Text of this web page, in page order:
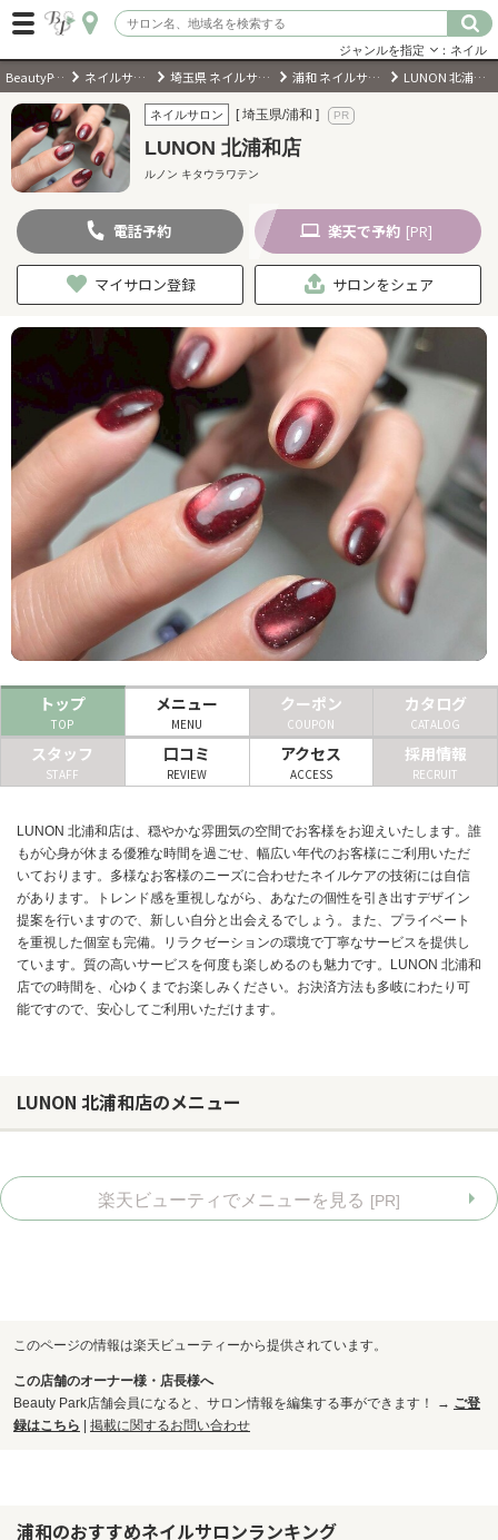
ログイン
会員登録（無料）
キーワード検索
ジャンルを選択
キーワードで検索
近くのサロンを探す
現在地から探す
ヘアサロン
ネイルサロン
まつげサロン
リラクゼーションサロン
美容クリニック
ヘアカタログ
ネイルカタログ
メンズカタログ
お問い合わせ
ジャンルを指定 ：ネイル
BeautyPark ネイルサロン 埼玉県 ネイルサロン 浦和 ネイルサロン LUNON 北浦和店
ネイルサロン [ 埼玉県/浦和 ]
LUNON 北浦和店
ルノン キタウラワテン
電話予約 楽天で予約 [PR]
マイサロン登録 サロンをシェア
トップ
TOP
メニュー
MENU
クーポン
COUPON
カタログ
CATALOG
スタッフ
STAFF
口コミ
REVIEW
アクセス
ACCESS
採用情報
RECRUIT
LUNON 北浦和店は、穏やかな雰囲気の空間でお客様をお迎えいたします。誰
もが心身が休まる優雅な時間を過ごせ、幅広い年代のお客様にご利用いただ
いております。多様なお客様のニーズに合わせたネイルケアの技術には自信
があります。トレンド感を重視しながら、あなたの個性を引き出すデザイン
提案を行いますので、新しい自分と出会えるでしょう。また、プライベート
を重視した個室も完備。リラクゼーションの環境で丁寧なサービスを提供し
ています。質の高いサービスを何度も楽しめるのも魅力です。LUNON 北浦和
店での時間を、心ゆくまでお楽しみください。お決済方法も多岐にわたり可
能ですので、安心してご利用いただけます。
LUNON 北浦和店のメニュー
楽天ビューティでメニューを見る [PR]
このページの情報は楽天ビューティーから提供されています。
この店舗のオーナー様・店長様へ
Beauty Park店舗会員になると、サロン情報を編集する事ができます！ → ご登
録はこちら | 掲載に関するお問い合わせ
浦和のおすすめネイルサロンランキング